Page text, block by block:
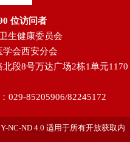
位访问者
生健康委员会
学会西安分会
段8号万达广场2栋1单元1170
029-85205906/82245172
NC-ND 4.0 适用于所有开放获取内